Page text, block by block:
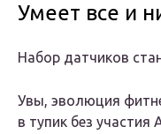
Умеет все и
Набор датчиков
Увы, эволюция
в тупик без